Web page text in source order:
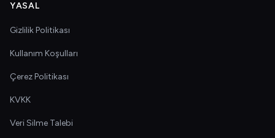
YASAL
Gizlilik Politikası
Kullanım Koşulları
Çerez Politikası
KVKK
Veri Silme Talebi